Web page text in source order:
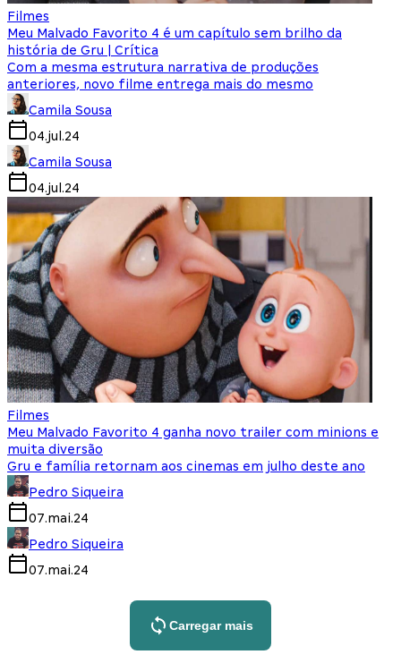
Filmes
Meu Malvado Favorito 4 é um capítulo sem brilho da
história de Gru | Crítica
Com a mesma estrutura narrativa de produções
anteriores, novo filme entrega mais do mesmo
Camila Sousa
04.jul.24
Camila Sousa
04.jul.24
Filmes
Meu Malvado Favorito 4 ganha novo trailer com minions e
muita diversão
Gru e família retornam aos cinemas em julho deste ano
Pedro Siqueira
07.mai.24
Pedro Siqueira
07.mai.24
Carregar mais